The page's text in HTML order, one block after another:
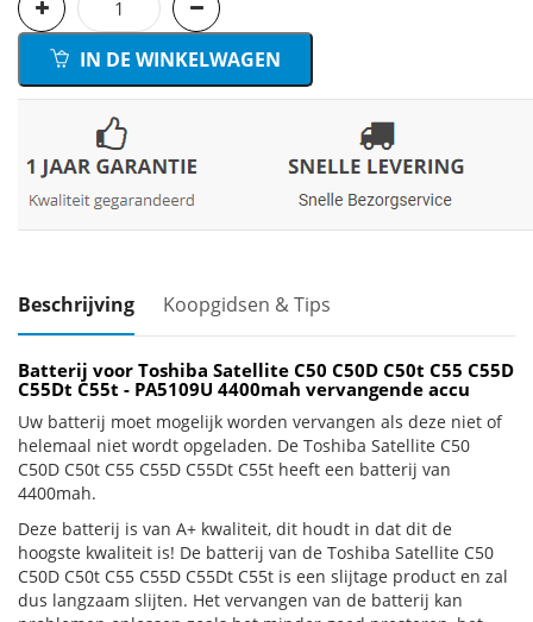
IN DE WINKELWAGEN
Beschrijving Koopgidsen & Tips
Batterij voor Toshiba Satellite C50 C50D C50t C55 C55D
C55Dt C55t - PA5109U 4400mah vervangende accu
Uw batterij moet mogelijk worden vervangen als deze niet of
helemaal niet wordt opgeladen. De Toshiba Satellite C50
C50D C50t C55 C55D C55Dt C55t heeft een batterij van
4400mah.
Deze batterij is van A+ kwaliteit, dit houdt in dat dit de
hoogste kwaliteit is! De batterij van de Toshiba Satellite C50
C50D C50t C55 C55D C55Dt C55t is een slijtage product en zal
dus langzaam slijten. Het vervangen van de batterij kan